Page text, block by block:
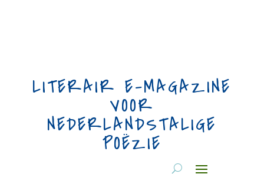
LITERAIR E-MAGAZINE
VOOR
NEDERLANDSTALIGE
POËZIE